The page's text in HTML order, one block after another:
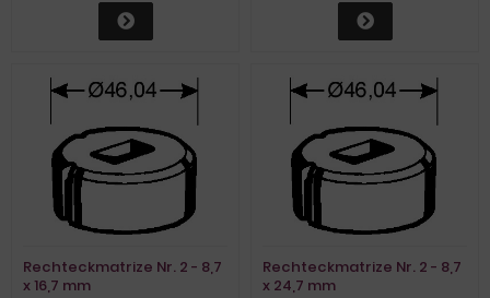
Rechteckmatrize Nr. 2 - 8,7
x 16,7 mm
Rechteckmatrize Nr. 2 - 8,7
x 24,7 mm